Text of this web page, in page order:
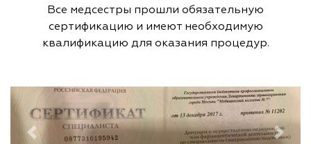
Все медсестры прошли обязательную
сертификацию и имеют необходимую
квалификацию для оказания процедур.
Previous Next